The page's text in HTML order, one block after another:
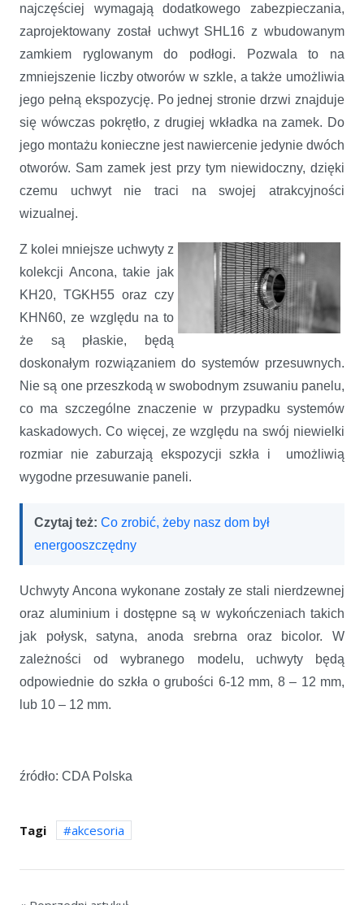
najczęściej wymagają dodatkowego zabezpieczania,
zaprojektowany został uchwyt SHL16 z wbudowanym
zamkiem ryglowanym do podłogi. Pozwala to na
zmniejszenie liczby otworów w szkle, a także umożliwia
jego pełną ekspozycję. Po jednej stronie drzwi znajduje
się wówczas pokrętło, z drugiej wkładka na zamek. Do
jego montażu konieczne jest nawiercenie jedynie dwóch
otworów. Sam zamek jest przy tym niewidoczny, dzięki
czemu uchwyt nie traci na swojej atrakcyjności
wizualnej.
Z kolei mniejsze uchwyty z
kolekcji Ancona, takie jak
KH20, TGKH55 oraz czy
KHN60, ze względu na to
że są płaskie, będą
doskonałym rozwiązaniem do systemów przesuwnych.
Nie są one przeszkodą w swobodnym zsuwaniu panelu,
co ma szczególne znaczenie w przypadku systemów
kaskadowych. Co więcej, ze względu na swój niewielki
rozmiar nie zaburzają ekspozycji szkła i umożliwią
wygodne przesuwanie paneli.
Czytaj też: Co zrobić, żeby nasz dom był
energooszczędny
Uchwyty Ancona wykonane zostały ze stali nierdzewnej
oraz aluminium i dostępne są w wykończeniach takich
jak połysk, satyna, anoda srebrna oraz bicolor. W
zależności od wybranego modelu, uchwyty będą
odpowiednie do szkła o grubości 6-12 mm, 8 – 12 mm,
lub 10 – 12 mm.
źródło: CDA Polska
Tagi akcesoria